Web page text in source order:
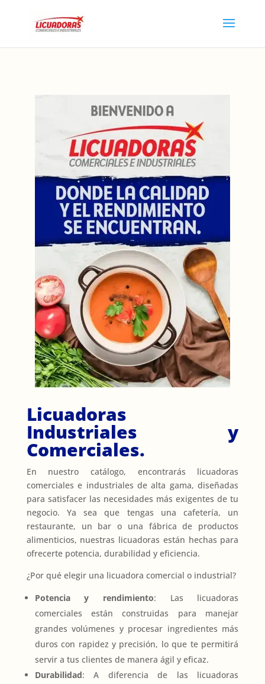
Licuadoras
Industriales y
Comerciales.
En nuestro catálogo, encontrarás licuadoras
comerciales e industriales de alta gama, diseñadas
para satisfacer las necesidades más exigentes de tu
negocio. Ya sea que tengas una cafetería, un
restaurante, un bar o una fábrica de productos
alimenticios, nuestras licuadoras están hechas para
ofrecerte potencia, durabilidad y eficiencia.
¿Por qué elegir una licuadora comercial o industrial?
Potencia y rendimiento: Las licuadoras
comerciales están construidas para manejar
grandes volúmenes y procesar ingredientes más
duros con rapidez y precisión, lo que te permitirá
servir a tus clientes de manera ágil y eficaz.
Durabilidad: A diferencia de las licuadoras